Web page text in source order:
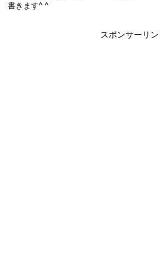
書きます^ ^
スポンサーリン